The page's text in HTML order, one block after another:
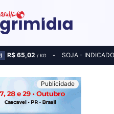
R$ 65,02 / KG SOJA -